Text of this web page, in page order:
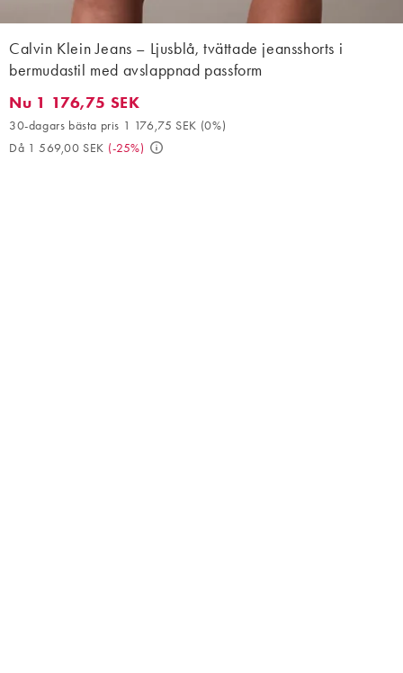
Calvin Klein Jeans – Ljusblå, tvättade jeansshorts i
bermudastil med avslappnad passform
Nu 1 176,75 SEK. 30-dagars bästa pris 1 176,75 SEK (0%). Då
Nu 1 176,75 SEK
30-dagars bästa pris 1 176,75 SEK (0%)
Då 1 569,00 SEK (-25%)